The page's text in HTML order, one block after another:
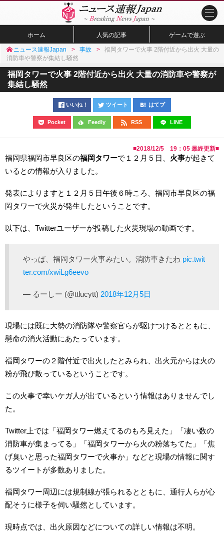
ホーム 人気の記事 ゲームで遊ぶ
ニュース速報Japan 事故
福岡タワーで火事 2階付近から出火 大量の
消防車や警察が集結し騒然
福岡タワーで火事 2階付近から出火 大量の消防車や警察が
集結し騒然
いいね！ ツイート はてブ
Pocket Feedly RSS LINE
■2018/12/5 19：05 最終更新■
福岡県福岡市早良区の福岡タワーで１２月５日、 火事が起きて
いるとの情報が入りました。
発表によりますと１２月５日午後６時ころ、福岡市早良区の福
岡タワーで火災が発生したということです。
以下は、Twitterユーザーが投稿した火災現場の動画です。
やっぱ、福岡タワー火事みたい。消防車きたわ pic.twit
ter.com/xwiLg6eevo
— るーしー (@ttlucytt) 2018年12月5日
現場には既に大勢の消防隊や警察官らが駆けつけるとともに、
懸命の消火活動にあたっています。
福岡タワーの２階付近で出火したとみられ、出火元からは火の
粉が飛び散っているということです。
この火事で幸いケガ人が出ているという情報はありませんでし
た。
Twitter上では「福岡タワー燃えてるのもろ見えた」「凄い数の
消防車が集まってる」「福岡タワーから火の粉落ちてた」「焦
げ臭いと思った福岡タワーで火事か」などと現場の情報に関す
るツイートが多数ありました。
福岡タワー周辺には規制線が張られるとともに、通行人らが心
配そうに様子を伺い騒然としています。
現時点では、出火原因などについての詳しい情報は不明。